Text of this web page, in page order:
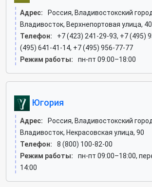
Адрес:
Россия, Владивостокский
Владивосток, Верхнепортовая улица,
Телефон:
+7 (423) 241-29-93, +7 (495)
(495) 641-41-14, +7 (495) 956-77-77
Режим работы:
пн-пт 09:00–18:00
Югория
Адрес:
Россия, Владивостокский
Владивосток, Некрасовская улица, 90
Телефон:
8 (800) 100-82-00
Режим работы:
пн-пт 09:00–18:00,
14:00